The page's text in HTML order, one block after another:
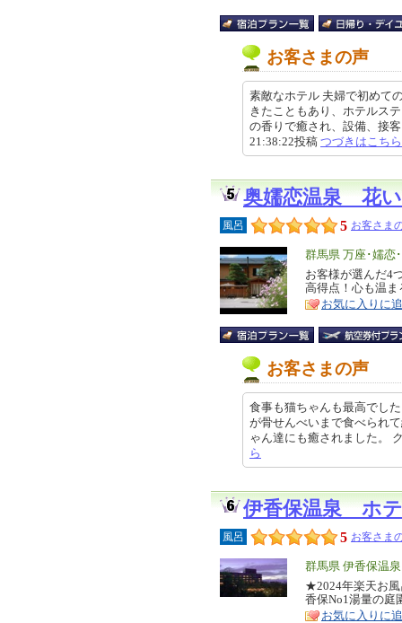
お客さまの声
素敵なホテル 夫婦で初めて
きたこともあり、ホテルス
の香りで癒され、設備、接
21:38:22投稿 つづきはこちら
奥嬬恋温泉 花
風呂 5 お客さま
エ
リ
ア
群馬県 万座･嬬恋
特
徴
お客様が選んだ4
高得点！心も温
お気に入りに
お客さまの声
食事も猫ちゃんも最高でし
が骨せんべいまで食べられ
ゃん達にも癒されました。
ら
伊香保温泉 ホ
風呂 5 お客さま
エ
リ
ア
群馬県 伊香保温
特
徴
★2024年楽天お
香保No1湯量の庭
お気に入りに